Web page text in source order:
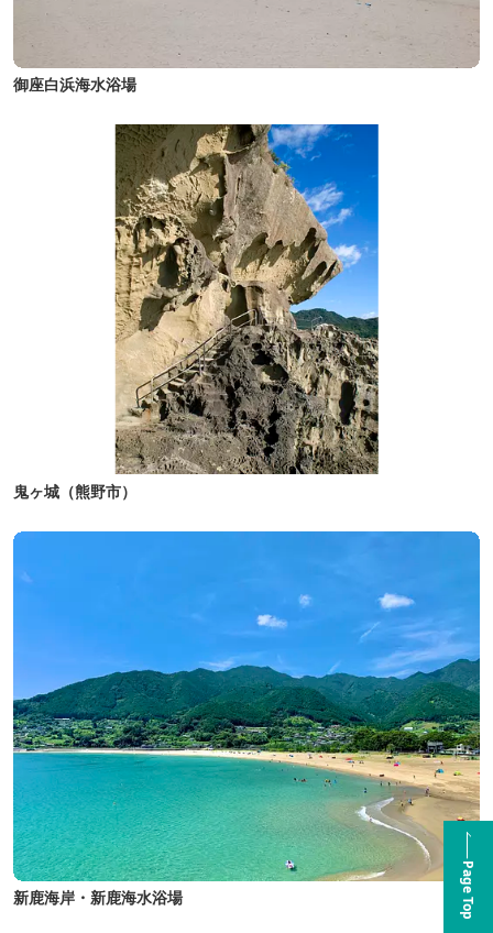
御座白浜海水浴場
鬼ヶ城（熊野市）
新鹿海岸・新鹿海水浴場 Page Top